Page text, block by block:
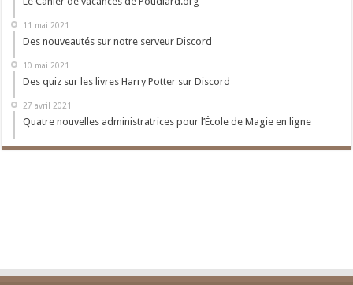
11 mai 2021
Des nouveautés sur notre serveur Discord
10 mai 2021
Des quiz sur les livres Harry Potter sur Discord
27 avril 2021
Quatre nouvelles administratrices pour l’École de Magie en ligne